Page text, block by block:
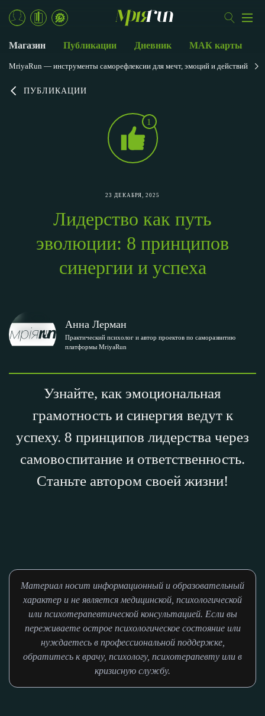
ПУБЛИКАЦИИ
1
23 ДЕКАБРЯ, 2025
Лидерство как путь
эволюции: 8 принципов
синергии и успеха
Анна Лерман
Практический психолог и автор проектов по саморазвитию
платформы MriyaRun
Узнайте, как эмоциональная
грамотность и синергия ведут к
успеху. 8 принципов лидерства через
самовоспитание и ответственность.
Станьте автором своей жизни!
Материал носит информационный и образовательный
характер и не является медицинской, психологической
или психотерапевтической консультацией. Если вы
переживаете острое психологическое состояние или
нуждаетесь в профессиональной поддержке,
обратитесь к врачу, психологу, психотерапевту или в
кризисную службу.
Магазин Публикации Дневник МАК карты
MriyaRun — инструменты саморефлексии для мечт, эмоций и действий